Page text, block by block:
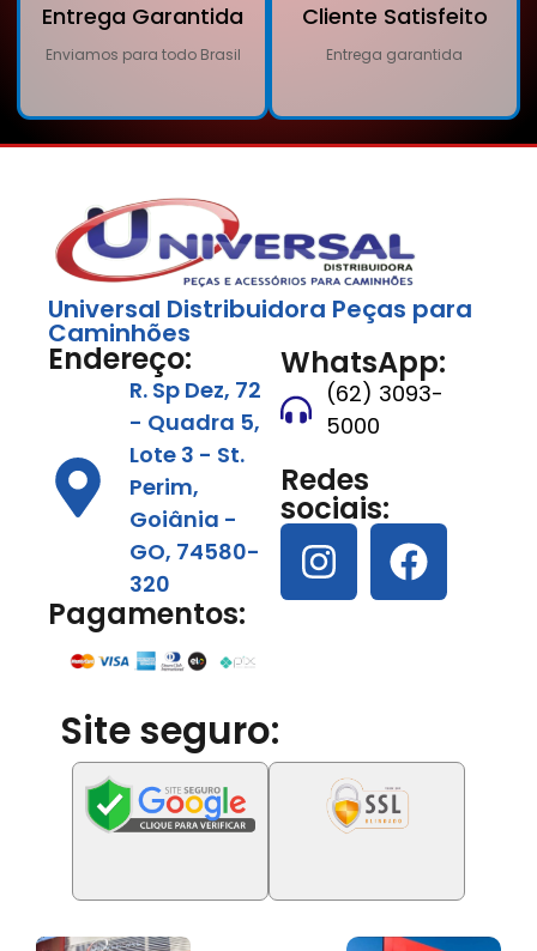
Entrega Garantida
Enviamos para todo Brasil
Cliente Satisfeito
Entrega garantida
Universal Distribuidora Peças para
Caminhões
Endereço:
R. Sp Dez, 72
- Quadra 5,
Lote 3 - St.
Perim,
Goiânia -
GO, 74580-
320
Pagamentos:
WhatsApp:
(62) 3093-
5000
Redes
sociais:
Site seguro: